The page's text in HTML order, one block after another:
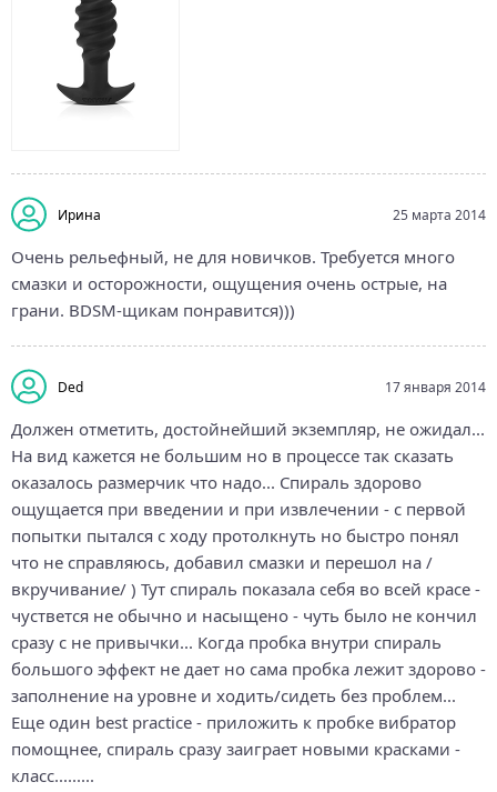
Ирина 25 марта 2014
Очень рельефный, не для новичков. Требуется много
смазки и осторожности, ощущения очень острые, на
грани. BDSM-щикам понравится)))
Ded 17 января 2014
Должен отметить, достойнейший экземпляр, не ожидал...
На вид кажется не большим но в процессе так сказать
оказалось размерчик что надо... Спираль здорово
ощущается при введении и при извлечении - с первой
попытки пытался с ходу протолкнуть но быстро понял
что не справляюсь, добавил смазки и перешол на /
вкручивание/ ) Тут спираль показала себя во всей красе -
чуствется не обычно и насыщено - чуть было не кончил
сразу с не привычки... Когда пробка внутри спираль
большого эффект не дает но сама пробка лежит здорово -
заполнение на уровне и ходить/сидеть без проблем...
Еще один best practice - приложить к пробке вибратор
помощнее, спираль сразу заиграет новыми красками -
класс.........